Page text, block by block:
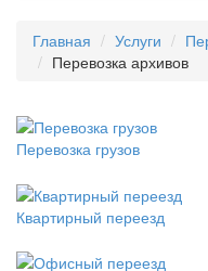
Главная Услуги
Перевозка архивов
Перевозка грузов
Квартирный переезд